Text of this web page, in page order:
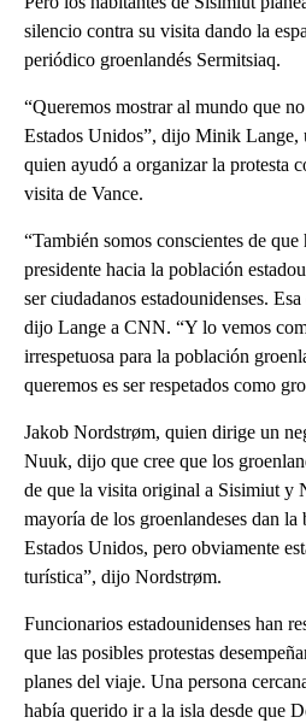
silencio contra su visita dando la
periódico groenlandés Sermitsiaq.
“Queremos mostrar al mundo que
Estados Unidos”, dijo Minik Lange,
quien ayudó a organizar la protesta
visita de Vance.
“También somos conscientes de
presidente hacia la población
ser ciudadanos estadounidenses.
dijo Lange a CNN. “Y lo vemos
irrespetuosa para la población
queremos es ser respetados como
Jakob Nordstrøm, quien dirige un
Nuuk, dijo que cree que los
de que la visita original a Sisimiut y
mayoría de los groenlandeses dan
Estados Unidos, pero obviamente
turística”, dijo Nordstrøm.
Funcionarios estadounidenses han
que las posibles protestas
planes del viaje. Una persona
había querido ir a la isla desde que